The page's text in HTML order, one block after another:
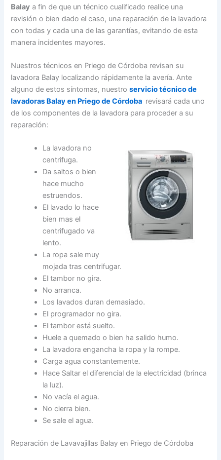
Balay a fin de que un técnico cualificado realice una
revisión o bien dado el caso, una reparación de la lavadora
con todas y cada una de las garantías, evitando de esta
manera incidentes mayores.
Nuestros técnicos en Priego de Córdoba revisan su
lavadora Balay localizando rápidamente la avería. Ante
alguno de estos síntomas, nuestroservicio técnico de
lavadoras Balay en Priego de Córdoba revisará cada uno
de los componentes de la lavadora para proceder a su
reparación:
La lavadora no
centrifuga.
Da saltos o bien
hace mucho
estruendos.
El lavado lo hace
bien mas el
centrifugado va
lento.
La ropa sale muy
mojada tras centrifugar.
El tambor no gira.
No arranca.
Los lavados duran demasiado.
El programador no gira.
El tambor está suelto.
Huele a quemado o bien ha salido humo.
La lavadora engancha la ropa y la rompe.
Carga agua constantemente.
Hace Saltar el diferencial de la electricidad (brinca
la luz).
No vacía el agua.
No cierra bien.
Se sale el agua.
Reparación de Lavavajillas Balay en Priego de Córdoba